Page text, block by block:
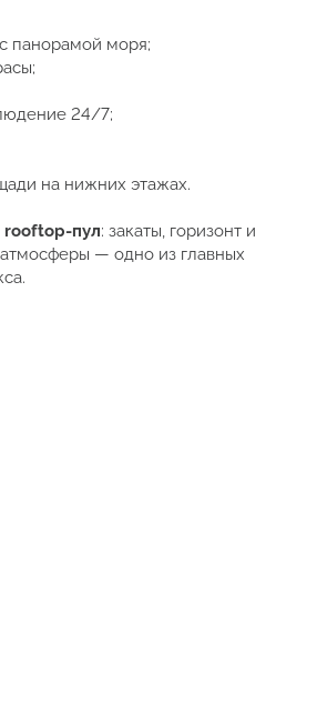
с панорамой моря;
24/7;
на нижних этажах.
rooftop-пул: закаты, горизонт и
— одно из главных